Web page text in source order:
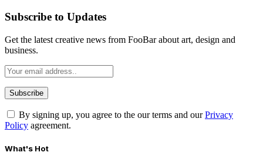
Subscribe to Updates
Get the latest creative news from FooBar about art, design and
business.
By signing up, you agree to the our terms and ourPrivacy
Policy agreement.
What's Hot